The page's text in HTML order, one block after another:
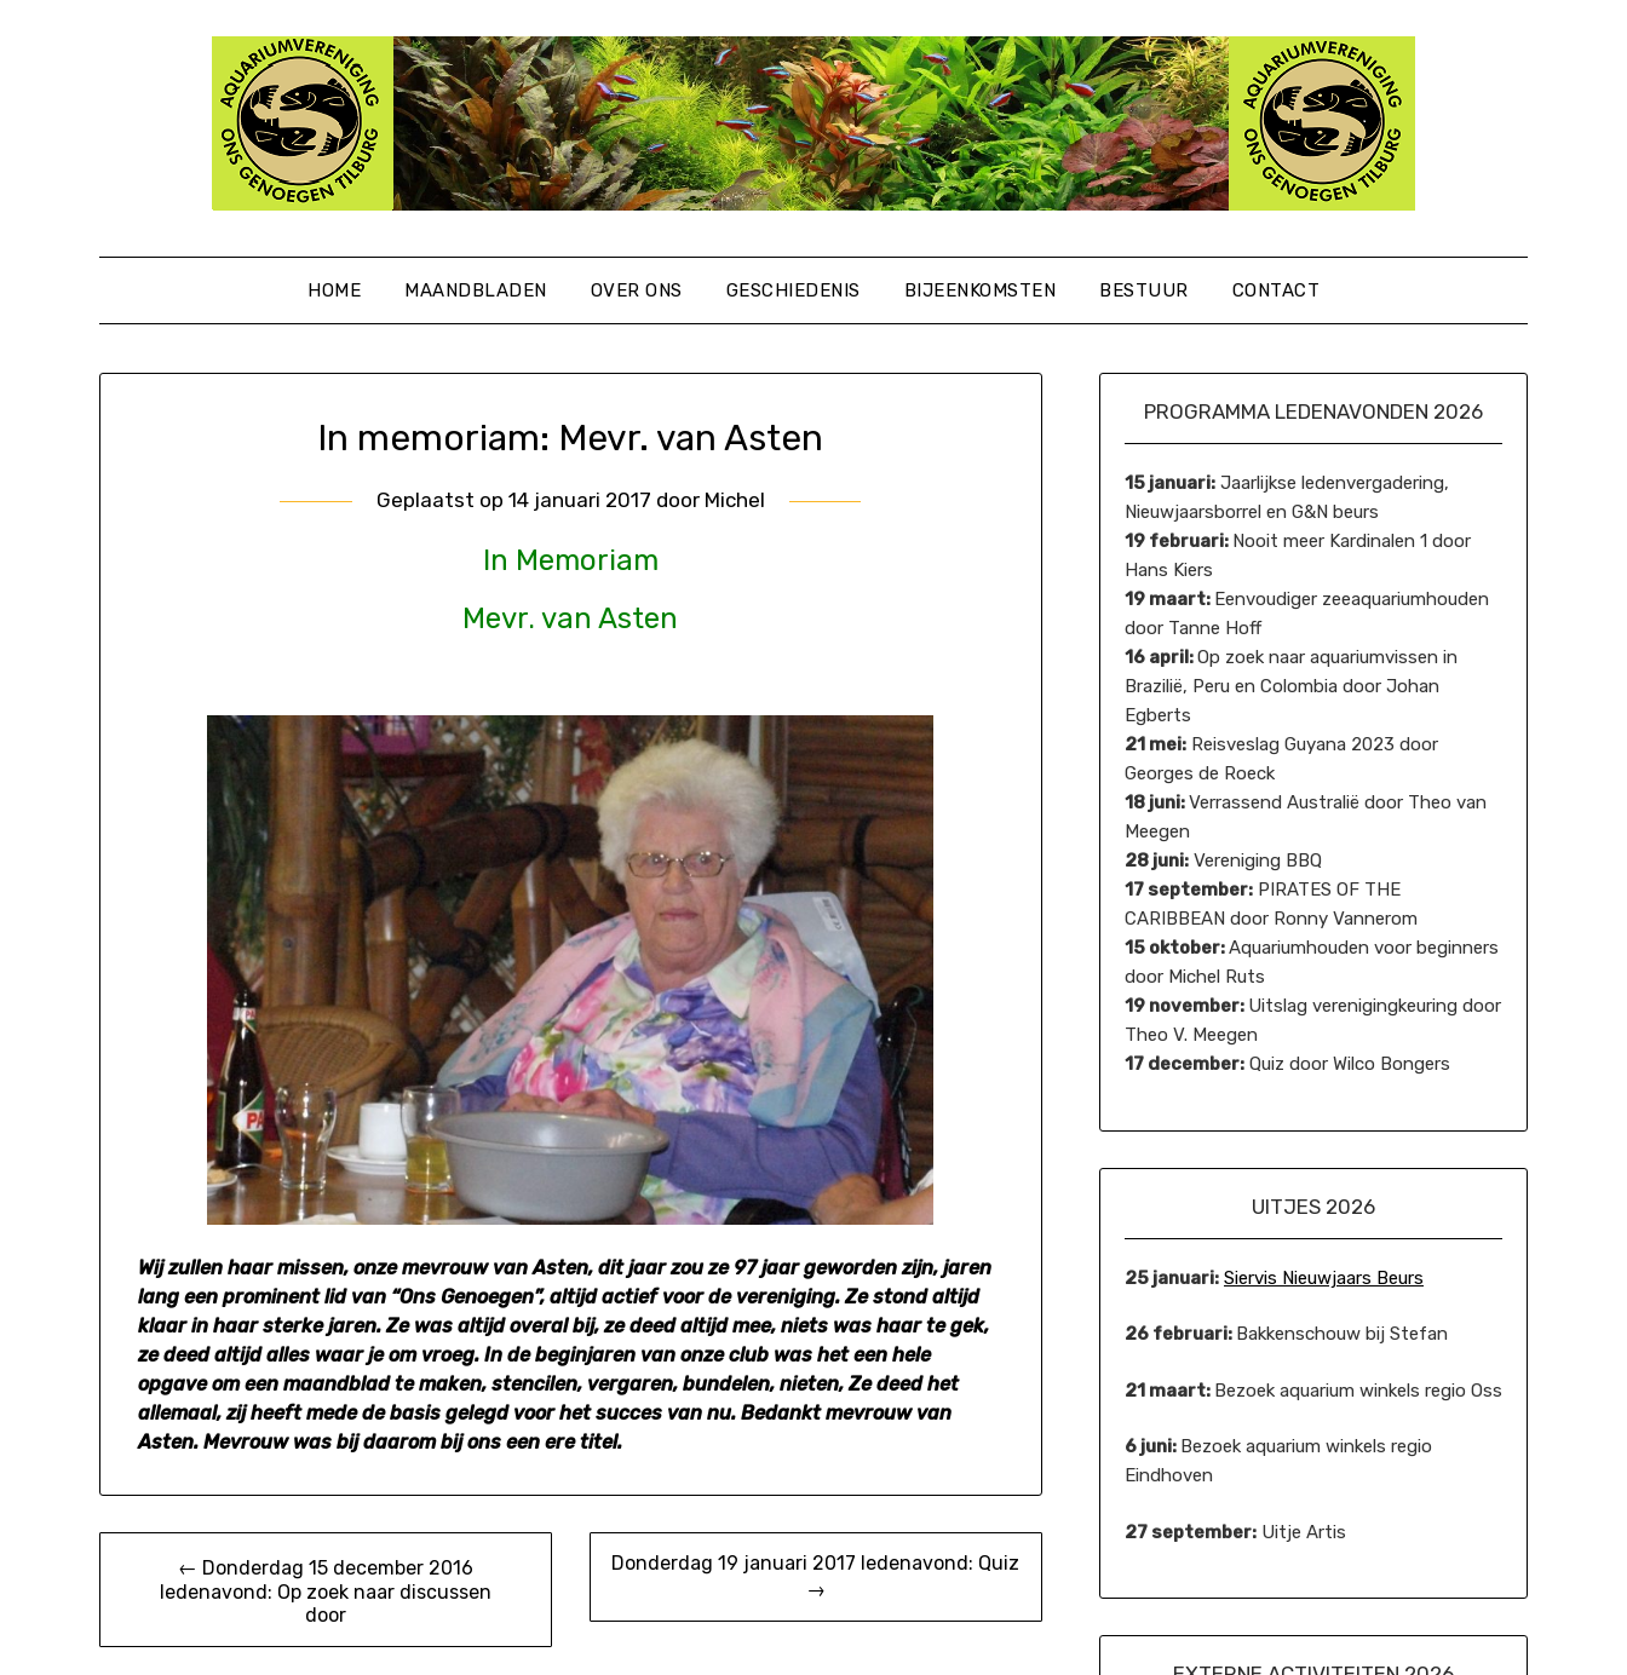
HOME MAANDBLADEN OVER ONS GESCHIEDENIS BIJEENKOMSTEN BESTUUR CONTACT
In memoriam: Mevr. van Asten
Geplaatst op 14 januari 2017 door Michel
In Memoriam
Mevr. van Asten
Wij zullen haar missen, onze mevrouw van Asten, dit jaar zou ze 97 jaar geworden zijn, jaren
lang een prominent lid van “Ons Genoegen”, altijd actief voor de vereniging. Ze stond altijd
klaar in haar sterke jaren. Ze was altijd overal bij, ze deed altijd mee, niets was haar te gek,
ze deed altijd alles waar je om vroeg. In de beginjaren van onze club was het een hele
opgave om een maandblad te maken, stencilen, vergaren, bundelen, nieten, Ze deed het
allemaal, zij heeft mede de basis gelegd voor het succes van nu. Bedankt mevrouw van
Asten. Mevrouw was bij daarom bij ons een ere titel.
navigatie
← Donderdag 15 december 2016
ledenavond: Op zoek naar discussen
door
Donderdag 19 januari 2017 ledenavond: Quiz
→
PROGRAMMA LEDENAVONDEN 2026
15 januari:Jaarlijkse ledenvergadering,
Nieuwjaarsborrel en G&N beurs
19 februari: Nooit meer Kardinalen 1 door
Hans Kiers
19 maart: Eenvoudiger zeeaquariumhouden
door Tanne Hoff
16 april:Op zoek naar aquariumvissen in
Brazilië, Peru en Colombia door Johan
Egberts
21 mei:Reisveslag Guyana 2023 door
Georges de Roeck
18 juni:Verrassend Australië door Theo van
Meegen
28 juni:Vereniging BBQ
17 september:PIRATES OF THE
CARIBBEAN door Ronny Vannerom
15 oktober:Aquariumhouden voor beginners
door Michel Ruts
19 november: Uitslag verenigingkeuring door
Theo V. Meegen
17 december:Quiz door Wilco Bongers
UITJES 2026
25 januari: Siervis Nieuwjaars Beurs
26 februari: Bakkenschouw bij Stefan
21 maart: Bezoek aquarium winkels regio Oss
6 juni: Bezoek aquarium winkels regio
Eindhoven
27 september:Uitje Artis